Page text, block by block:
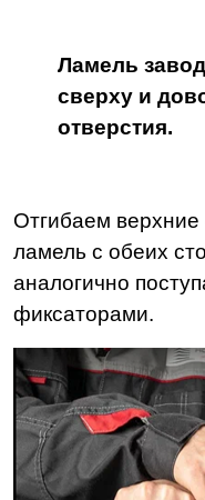
Ламель
сверху и
отверстия.
Отгибаем
ламель с обеих
аналогично
фиксаторами.